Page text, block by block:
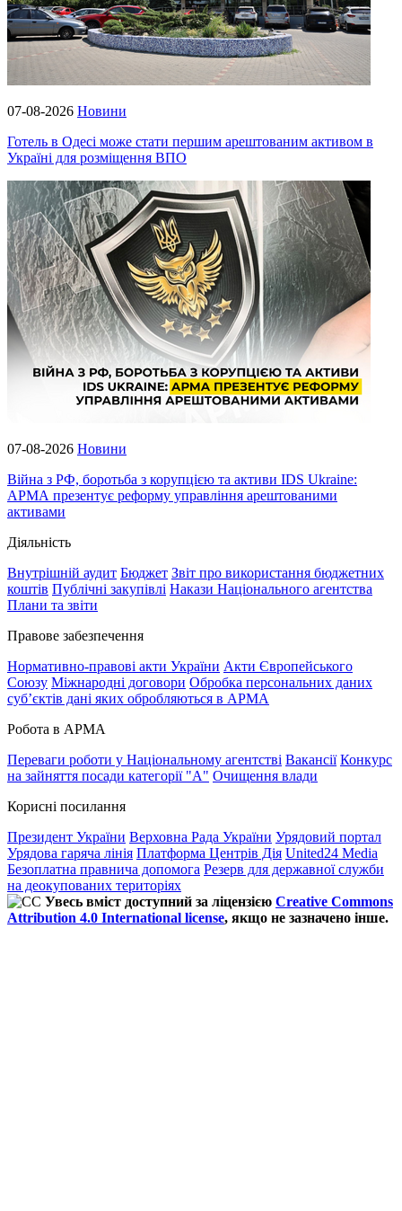
07-08-2026 Новини
Готель в Одесі може стати першим арештованим активом в
Україні для розміщення ВПО
07-08-2026 Новини
Війна з РФ, боротьба з корупцією та активи IDS Ukraine:
АРМА презентує реформу управління арештованими
активами
Діяльність
Внутрішній аудит Бюджет Звіт про використання бюджетних
коштів Публічні закупівлі Накази Національного агентства
Плани та звіти
Правове забезпечення
Нормативно-правові акти України Акти Європейського
Союзу Міжнародні договори Обробка персональних даних
субʼєктів дані яких обробляються в АРМА
Робота в АРМА
Переваги роботи у Національному агентстві Вакансії Конкурс
на зайняття посади категорії "А" Очищення влади
Корисні посилання
Президент України Верховна Рада України Урядовий портал
Урядова гаряча лінія Платформа Центрів Дія United24 Media
Безоплатна правнича допомога Резерв для державної служби
на деокупованих територіях
Увесь вміст доступний за ліцензією Creative Commons
Attribution 4.0 International license, якщо не зазначено інше.